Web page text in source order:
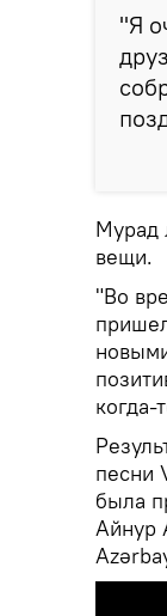
"Я
Мурад
вещи.
"Во
когда-
песни
была
Айнур